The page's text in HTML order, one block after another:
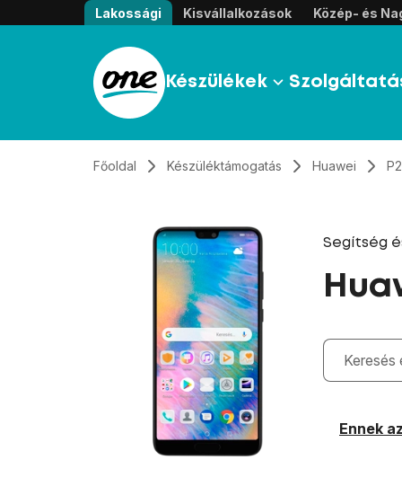
Átugrás, tovább a tartalomhoz
Lakossági Kisvállalkozások Közép- és
Készülékek
Főoldal Készüléktámogatás Huawei
Segítség
Gépelés
Ennek